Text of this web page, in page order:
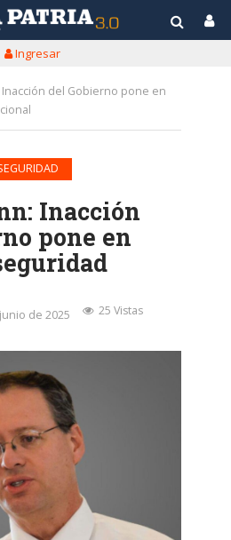
Ingresar
Inacción del Gobierno pone en
Inacción
pone en
de 2025 25 Vistas